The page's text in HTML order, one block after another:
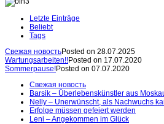
Letzte Einträge
Beliebt
Tags
Свежая новостьPosted on 28.07.2025
Wartungsarbeiten!!Posted on 17.07.2020
Sommerpause!Posted on 07.07.2020
Свежая новость
Barsik – Überlebenskünstler aus
Nelly – Unerwünscht, als Nachwuchs
Erfolge müssen gefeiert werden
Leni – Angekommen im Glück